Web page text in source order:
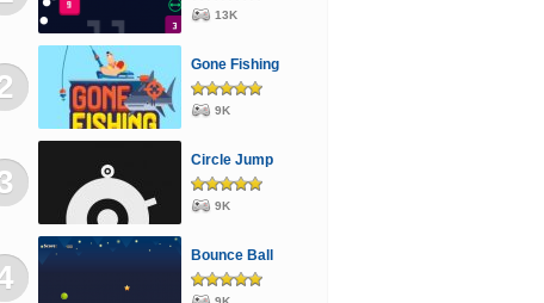
Monster High Lányos
Rejtett tárgy
13K
Gone Fishing
9K
Circle Jump
9K
Bounce Ball